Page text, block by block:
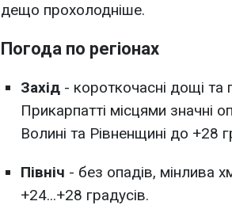
дещо прохолодніше.
Погода по регіонах
Захід - короткочасні дощі та
Прикарпатті місцями значні
Волині та Рівненщині до +28
Північ - без опадів, мінлива
+24...+28 градусів.